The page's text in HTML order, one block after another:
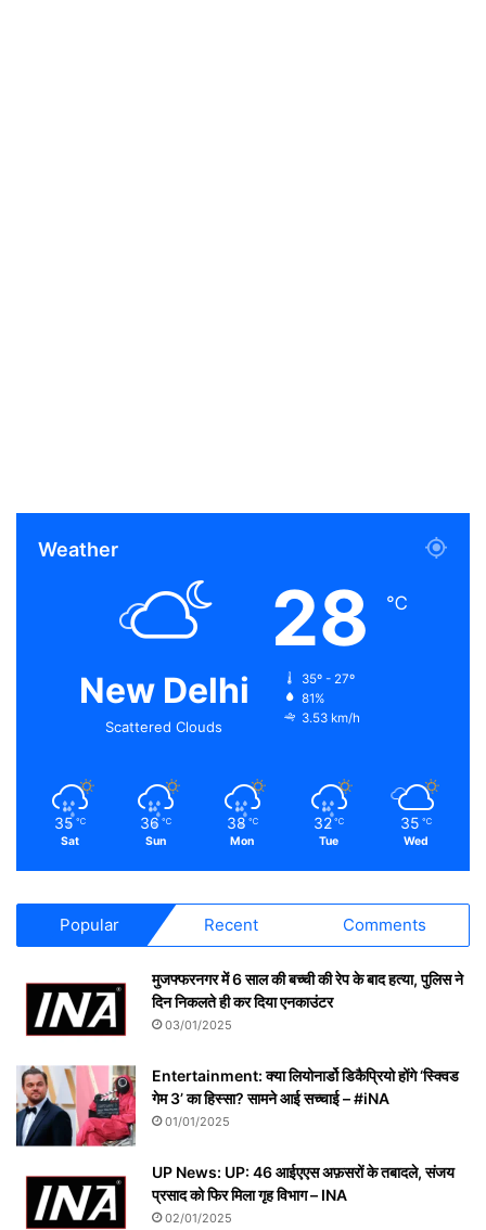
Weather
New Delhi
Scattered Clouds
28 ℃
35º - 27º
81%
3.53 km/h
35 ℃
Sat
36 ℃
Sun
38 ℃
Mon
32 ℃
Tue
35 ℃
Wed
Popular Recent Comments
मुजफ्फरनगर में 6 साल की बच्ची की रेप के बाद हत्या, पुलिस ने
दिन निकलते ही कर दिया एनकाउंटर
03/01/2025
Entertainment: क्या लियोनार्डो डिकैप्रियो होंगे ‘स्क्विड
गेम 3’ का हिस्सा? सामने आई सच्चाई – #iNA
01/01/2025
UP News: UP: 46 आईएएस अफ़सरों के तबादले, संजय
प्रसाद को फिर मिला गृह विभाग – INA
02/01/2025